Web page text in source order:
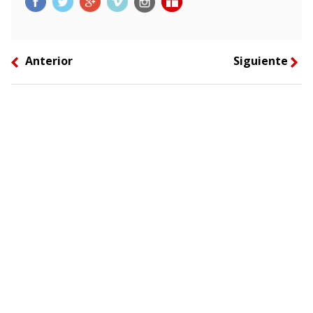
left Anterior Siguiente right